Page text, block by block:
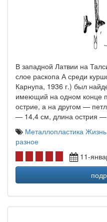
В западной Латвии на
слое раскопа А среди
Карнупа, 1936 г.) был
имеющий на одном конце
острие, а на другом —
— 14,4 см, длина острия
Металлопластика Жизнь
разное
11-